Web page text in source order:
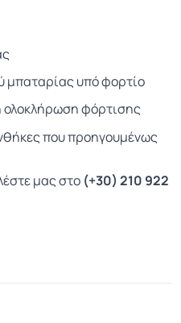
υπό φορτίο
φόρτισης
που προηγουμένως
μας στο (+30) 210 922